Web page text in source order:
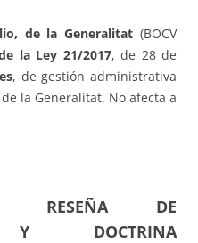
de la Generalitat(BOCV
la Ley 21/2017, de 28 de
, de gestión administrativa
la Generalitat. No afecta a
RESEÑA DE
Y DOCTRINA